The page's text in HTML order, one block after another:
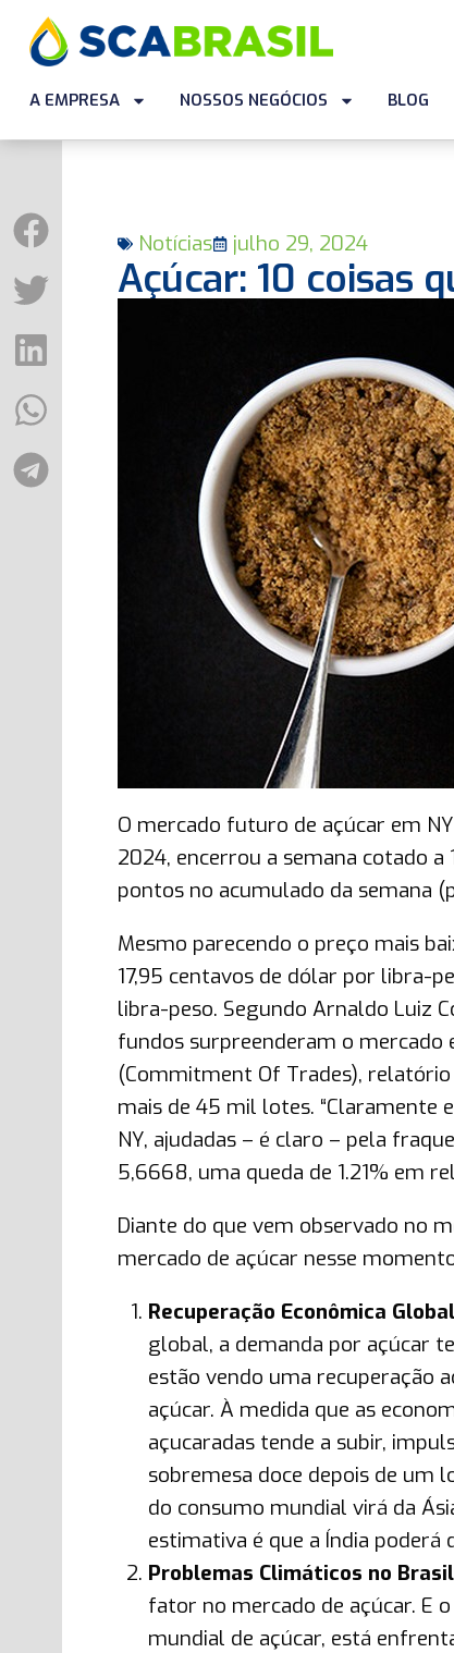
A EMPRESA NOSSOS NEGÓCIOS BLOG
Notícias julho 29, 2024
Açúcar: 10 coisas
O mercado futuro de açúcar em
2024, encerrou a semana cotado
pontos no acumulado da semana
Mesmo parecendo o preço mais
17,95 centavos de dólar por libra-
libra-peso. Segundo Arnaldo Luiz
fundos surpreenderam o mercado
(Commitment Of Trades),
mais de 45 mil lotes. “Claramente
NY, ajudadas – é claro – pela
5,6668, uma queda de 1.21% em
Diante do que vem observado no
mercado de açúcar nesse
Recuperação Econômica
global, a demanda por açúcar
estão vendo uma recuperação
açúcar. À medida que as
açucaradas tende a subir,
sobremesa doce depois de um
do consumo mundial virá da
estimativa é que a Índia
Problemas Climáticos no
fator no mercado de açúcar. E
mundial de açúcar, está